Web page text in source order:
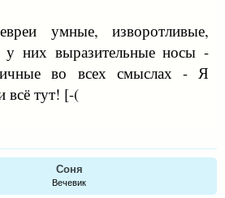
умные, изворотливые,
них выразительные носы -
во всех смыслах - Я
тут! [-(
Соня
Вечевик